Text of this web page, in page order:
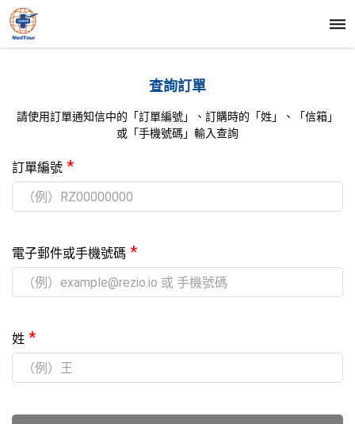
查詢訂單
請使用訂單通知信中的「訂單編號」、訂購時的「姓」、「信箱」
或「手機號碼」輸入查詢
訂單編號 *
電子郵件或手機號碼 *
姓 *